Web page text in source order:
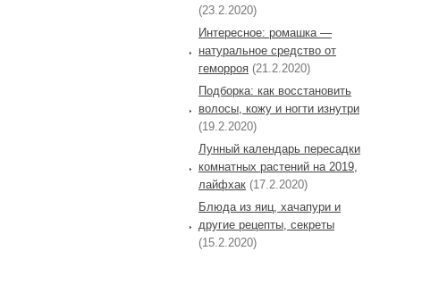
(23.2.2020)
Интересное: ромашка —
натуральное средство от
геморроя (21.2.2020)
Подборка: как восстановить
волосы, кожу и ногти изнутри
(19.2.2020)
Лунный календарь пересадки
комнатных растений на 2019,
лайфхак (17.2.2020)
Блюда из яиц, хачапури и
другие рецепты, секреты
(15.2.2020)